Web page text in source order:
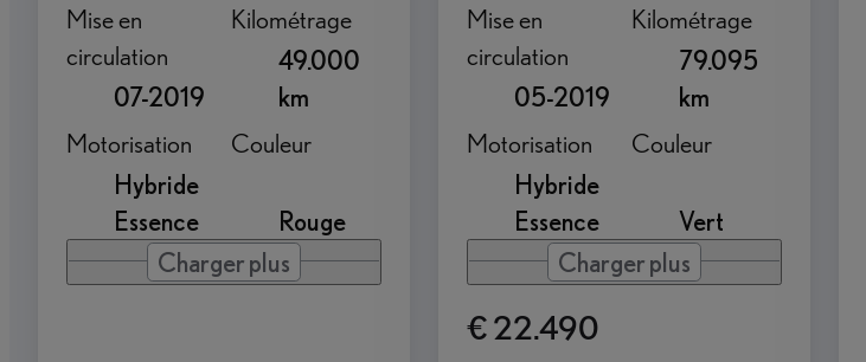
Mise en
circulation
07-2019
Kilométrage
49.000
km
Motorisation
Hybride
Essence
Couleur
Rouge
Charger plus
Mise en
circulation
05-2019
Kilométrage
79.095
km
Motorisation
Hybride
Essence
Couleur
Vert
Charger plus
€ 22.490